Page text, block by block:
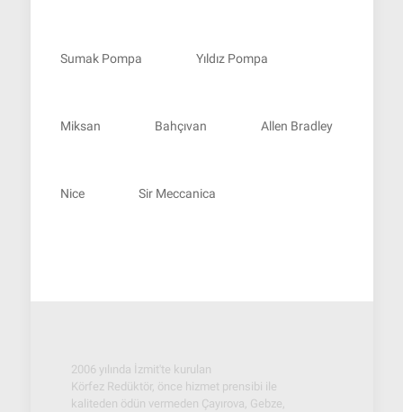
Sumak Pompa Yıldız Pompa
Miksan Bahçıvan Allen Bradley
Nice Sir Meccanica
2006 yılında İzmit'te kurulan
Körfez Redüktör, önce hizmet prensibi ile
kaliteden ödün vermeden Çayırova, Gebze,